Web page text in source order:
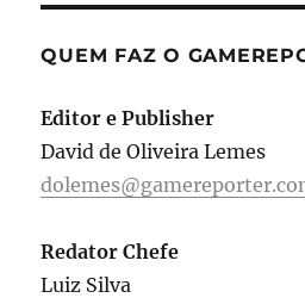
QUEM FAZ O
Editor e Publisher
David de Oliveira Lemes
Redator Chefe
Luiz Silva